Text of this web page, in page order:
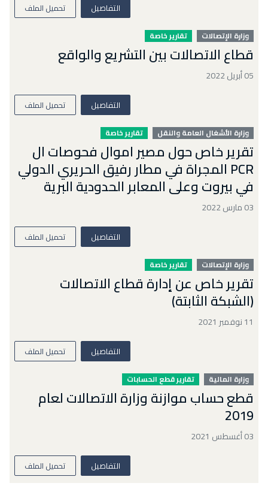
التفاصيل تحميل الملف
وزارة الإتصالات تقارير خاصة
قطاع الاتصالات بين التشريع والواقع
05 أبريل 2022
التفاصيل تحميل الملف
وزارة الأشغال العامة والنقل تقارير خاصة
تقرير خاص حول مصير اموال فحوصات ال
PCR المجراة في مطار رفيق الحريري الدولي
في بيروت وعلى المعابر الحدودية البرية
03 مارس 2022
التفاصيل تحميل الملف
وزارة الإتصالات تقارير خاصة
تقرير خاص عن إدارة قطاع الاتصالات
(الشبكة الثابتة)
11 نوفمبر 2021
التفاصيل تحميل الملف
وزارة المالية تقارير قطع الحسابات
قطع حساب موازنة وزارة الاتصالات لعام
2019
03 أغسطس 2021
التفاصيل تحميل الملف